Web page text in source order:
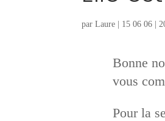
parLaure | 15 06 06 |
Bonne
vous
Pour la